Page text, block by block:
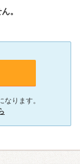
。
ります。